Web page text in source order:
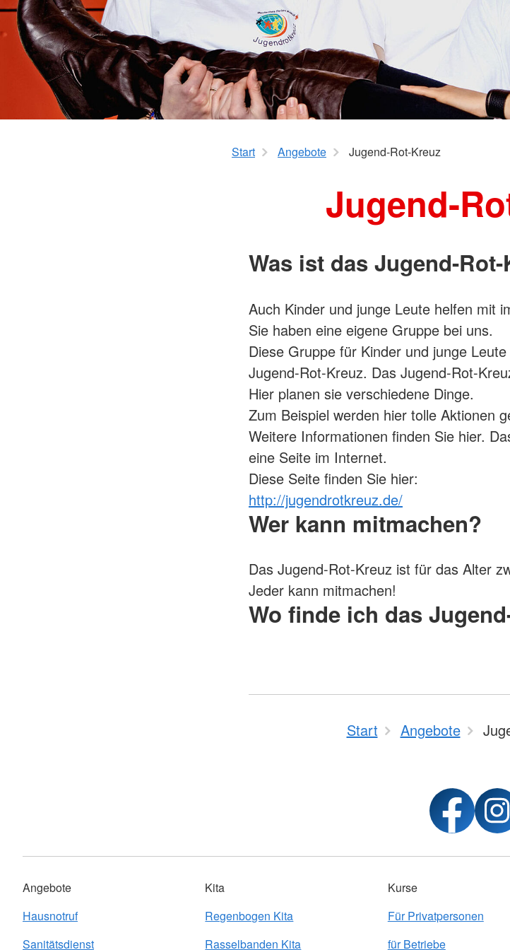
Start Angebote Jugend-Rot-Kreuz
Jugend-
Was ist das Jugend-
Auch Kinder und junge Leute helfen mit
Sie haben eine eigene Gruppe bei uns.
Diese Gruppe für Kinder und junge Leute
Jugend-Rot-Kreuz. Das Jugend-Rot-
Hier planen sie verschiedene Dinge.
Zum Beispiel werden hier tolle Aktionen
Weitere Informationen finden Sie hier.
eine Seite im Internet.
Diese Seite finden Sie hier:
http://jugendrotkreuz.de/
Wer kann mitmachen?
Das Jugend-Rot-Kreuz ist für das Alter
Jeder kann mitmachen!
Wo finde ich das
Start Angebote
Angebote
Hausnotruf
Sanitätsdienst
Kita
Regenbogen Kita
Rasselbanden Kita
Kurse
Für Privatpersonen
für Betriebe